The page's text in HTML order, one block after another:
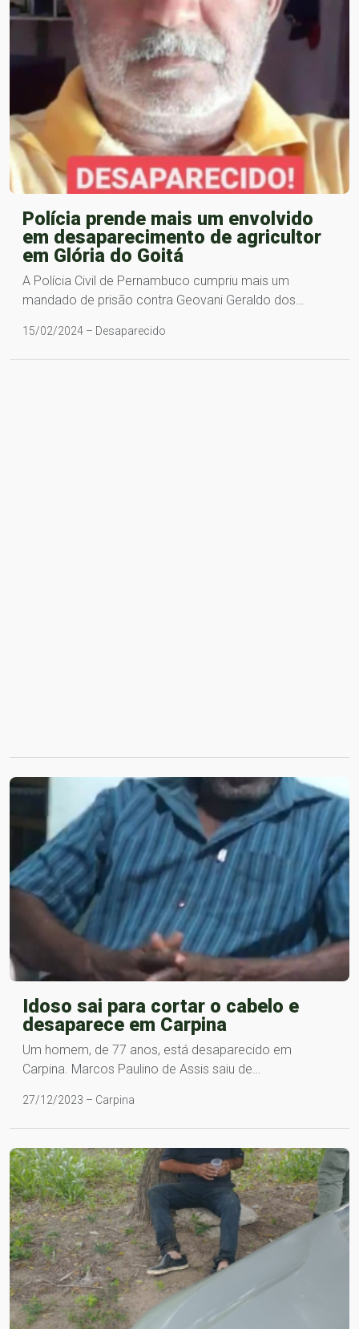
Polícia prende mais um envolvido
em desaparecimento de agricultor
em Glória do Goitá
A Polícia Civil de Pernambuco cumpriu mais um
mandado de prisão contra Geovani Geraldo dos…
15/02/2024 – Desaparecido
Idoso sai para cortar o cabelo e
desaparece em Carpina
Um homem, de 77 anos, está desaparecido em
Carpina. Marcos Paulino de Assis saiu de…
27/12/2023 – Carpina